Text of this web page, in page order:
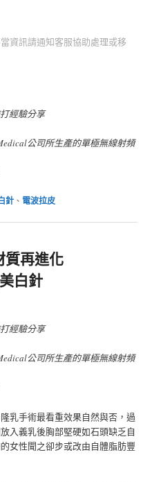
資訊請通知客服協助處理或移
經驗分享
公司所生產的單極無線射頻
針 、 電波拉皮
質再進化
白針
經驗分享
公司所生產的單極無線射頻
乳手術最看重效果自然與否，過
入義乳後胸部堅硬如石頭缺乏自
女性聞之卻步或改由自體脂肪豐